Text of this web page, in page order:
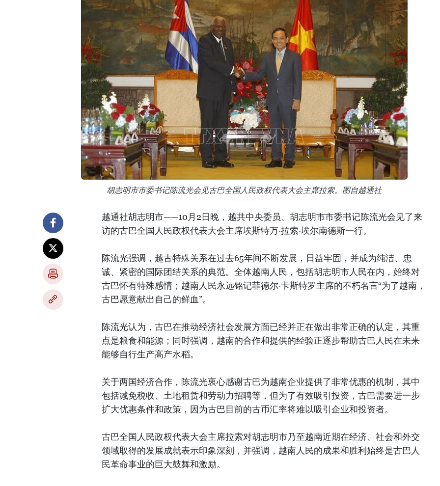
胡志明市市委书记陈流光会见古巴全国人民政权代表大会主席拉索。图自越通社
越通社胡志明市——10月2日晚，越共中央委员、胡志明市市委书记陈流光会见了来
访的古巴全国人民政权代表大会主席埃斯特万·拉索·埃尔南德斯一行。
陈流光强调，越古特殊关系在过去65年间不断发展，日益牢固，并成为纯洁、忠
诚、紧密的国际团结关系的典范。全体越南人民，包括胡志明市人民在内，始终对
古巴怀有特殊感情；越南人民永远铭记菲德尔·卡斯特罗主席的不朽名言“为了越南，
古巴愿意献出自己的鲜血”。
陈流光认为，古巴在推动经济社会发展方面已经并正在做出非常正确的认定，其重
点是粮食和能源；同时强调，越南的合作和提供的经验正逐步帮助古巴人民在未来
能够自行生产高产水稻。
关于两国经济合作，陈流光衷心感谢古巴为越南企业提供了非常优惠的机制，其中
包括减免税收、土地租赁和劳动力招聘等，但为了有效吸引投资，古巴需要进一步
扩大优惠条件和政策，因为古巴目前的古币汇率将难以吸引企业和投资者。
古巴全国人民政权代表大会主席拉索对胡志明市乃至越南近期在经济、社会和外交
领域取得的发展成就表示印象深刻，并强调，越南人民的成果和胜利始终是古巴人
民革命事业的巨大鼓舞和激励。